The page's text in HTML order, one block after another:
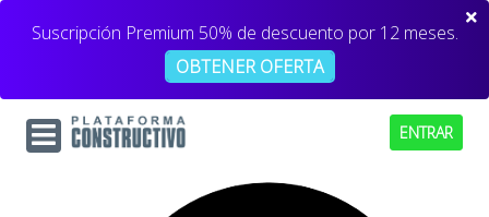
Suscripción Premium 50% de descuento por 12 meses.
OBTENER OFERTA
ENTRAR